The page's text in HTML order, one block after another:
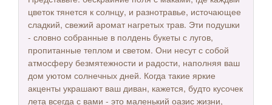
цветок тянется к солнцу, и разнотравье, источающее
сладкий, свежий аромат нагретых трав. Эти подушки
- словно собранные в полдень букеты с лугов,
пропитанные теплом и светом. Они несут с собой
атмосферу безмятежности и радости, наполняя ваш
дом уютом солнечных дней. Когда такие яркие
акценты украшают ваш диван, кажется, будто кусочек
лета всегда с вами - это маленький оазис жизни,